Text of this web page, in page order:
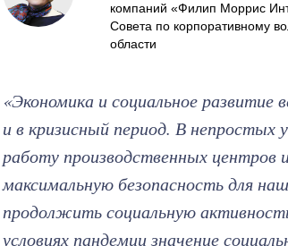
компаний «Филип Моррис
Совета по корпоративному
области
«Экономика и социальное
и в кризисный период. В
работу производственных центров
максимальную безопасность для
продолжить социальную
условиях пандемии значение